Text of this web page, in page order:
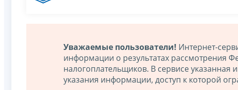
Уважаемые пользователи! Интернет-
информации о результатах рассмотрения
налогоплательщиков. В сервисе
указания информации, доступ к которой